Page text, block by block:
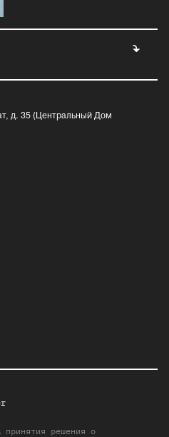
д. 35 (Центральный Дом
принятия решения о